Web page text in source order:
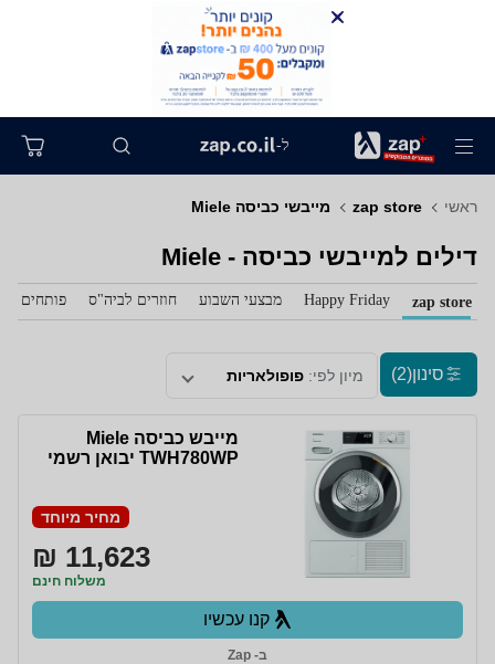
ל-
ראשי zap store מייבשי כביסה Miele
דילים למייבשי כביסה - Miele
zap store
Happy Friday מבצעי השבוע חוזרים לביה"ס פותחים
סינון(2) מיון לפי: פופולאריות
מייבש כביסה Miele
TWH780WP יבואן רשמי
מחיר מיוחד
11,623 ₪
משלוח חינם
קנו עכשיו
ב- Zap